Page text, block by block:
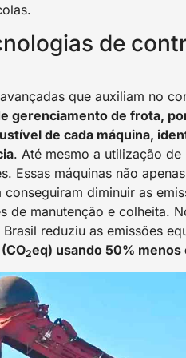
de
que auxiliam no
gerenciamento de frota,
de cada máquina,
. Até mesmo a utilização
Essas máquinas não
diminuir as
de manutenção e colheita.
reduziu as emissões
2eq) usando 50%